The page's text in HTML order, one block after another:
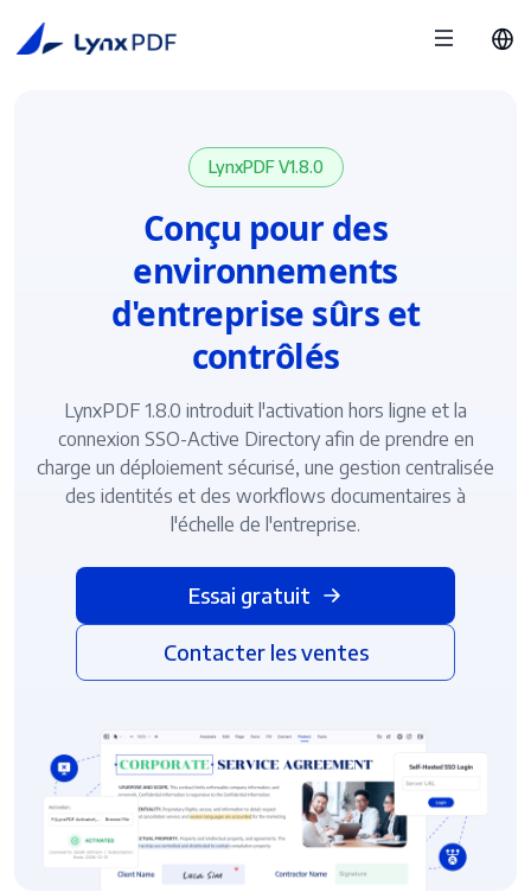
LynxPDF V1.8.0
Conçu pour des
environnements
d'entreprise sûrs et
contrôlés
LynxPDF 1.8.0 introduit l'activation hors ligne et la
connexion SSO-Active Directory afin de prendre en
charge un déploiement sécurisé, une gestion centralisée
des identités et des workflows documentaires à
l'échelle de l'entreprise.
Essai gratuit
Contacter les ventes